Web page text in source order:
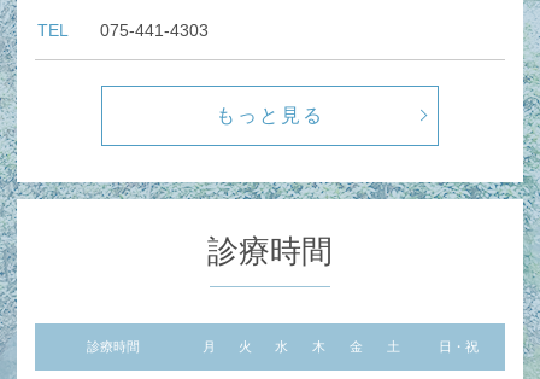
TEL 075-441-4303
もっと見る
診療時間
診療時間 月 火 水 木 金 土 日・祝